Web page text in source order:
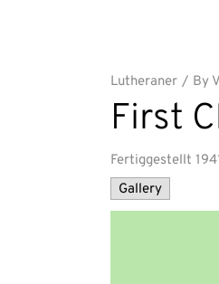
Lutheraner By
First
Fertiggestellt
Gallery